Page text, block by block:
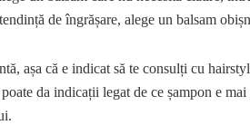
de îngrășare, alege un balsam
așa că e indicat să te consulți cu
da indicații legat de ce șampon e